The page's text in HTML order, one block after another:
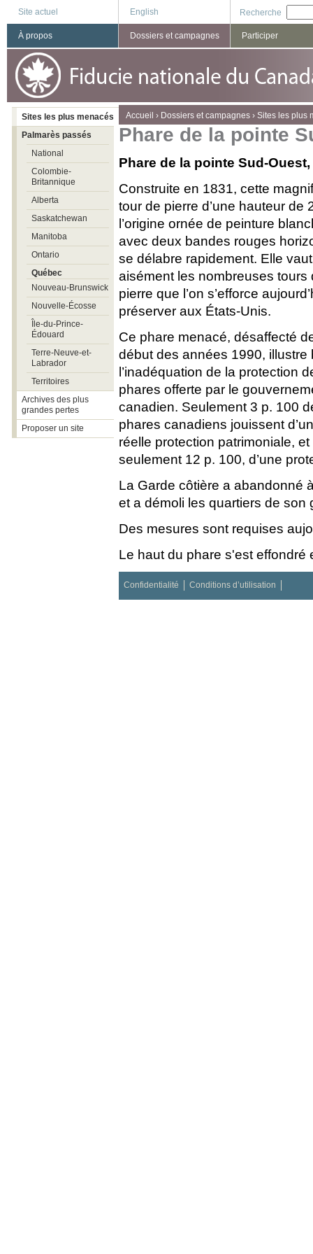
Site actuel English Recherche
You are here
Accueil › Dossiers et campagnes › Sites les plus
Phare de la pointe
Phare de la pointe Sud-
Construite en 1831, cette
tour de pierre d’une hauteur de
l’origine ornée de peinture
avec deux bandes rouges
se délabre rapidement. Elle vaut
aisément les nombreuses tours
pierre que l’on s’efforce
préserver aux États-Unis.
Ce phare menacé, désaffecté
début des années 1990, illustre
l’inadéquation de la protection
phares offerte par le
canadien. Seulement 3 p. 100
phares canadiens jouissent
réelle protection patrimoniale, et
seulement 12 p. 100, d’une
La Garde côtière a abandonné
et a démoli les quartiers de son
Des mesures sont requises
Le haut du phare s'est effondré
À propos Dossiers et campagnes Participer
Sites les plus menacés
Palmarès passés
National
Colombie-
Britannique
Alberta
Saskatchewan
Manitoba
Ontario
Québec
Nouveau-Brunswick
Nouvelle-Écosse
Île-du-Prince-
Édouard
Terre-Neuve-et-
Labrador
Territoires
Archives des plus
grandes pertes
Proposer un site
Confidentialité Conditions d’utilisation